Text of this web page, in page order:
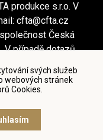
svých služeb
webových stránek
Cookies.
produkce s.r.o. V
cfta@cfta.cz
Česká
V případě dotazů
osobních údajů